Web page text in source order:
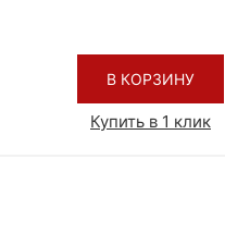
В КОРЗИНУ
Купить в 1 клик